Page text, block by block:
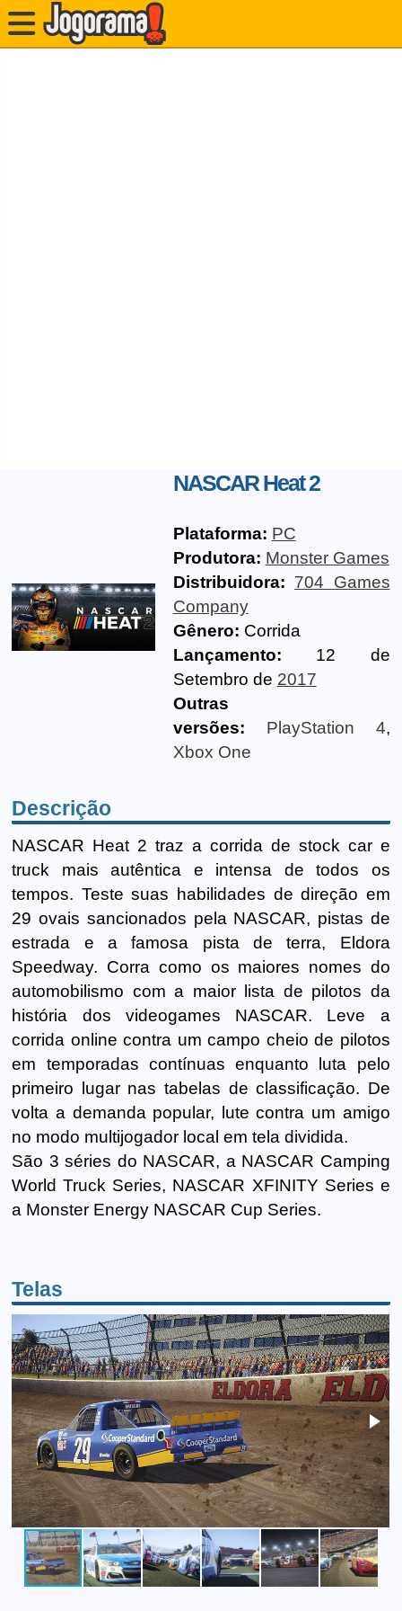
NASCAR Heat 2
Plataforma: PC
Produtora: Monster Games
Distribuidora: 704 Games
Company
Gênero: Corrida
Lançamento: 12 de
Setembro de 2017
Outras
versões:
PlayStation 4,
Xbox One
Descrição
NASCAR Heat 2 traz a corrida de stock car e
truck mais autêntica e intensa de todos os
tempos. Teste suas habilidades de direção em
29 ovais sancionados pela NASCAR, pistas de
estrada e a famosa pista de terra, Eldora
Speedway. Corra como os maiores nomes do
automobilismo com a maior lista de pilotos da
história dos videogames NASCAR. Leve a
corrida online contra um campo cheio de pilotos
em temporadas contínuas enquanto luta pelo
primeiro lugar nas tabelas de classificação. De
volta a demanda popular, lute contra um amigo
no modo multijogador local em tela dividida.
São 3 séries do NASCAR, a NASCAR Camping
World Truck Series, NASCAR XFINITY Series e
a Monster Energy NASCAR Cup Series.
Telas